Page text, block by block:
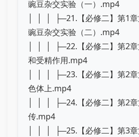
豌豆杂交实验（一）.mp4
│ │ │ ├─21.【必修二】第1
豌豆杂交实验（二）.mp4
│ │ │ ├─22.【必修二】第2
和受精作用.mp4
│ │ │ ├─23.【必修二】第2
色体上.mp4
│ │ │ ├─24.【必修二】第2
传.mp4
│ │ │ ├─25.【必修二】第3